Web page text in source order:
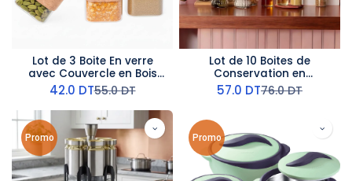
Lot de 3 Boite En verre
avec Couvercle en Bois
Bambou
42.0 DT55.0DT
Lot de 10 Boites de
Conservation en
verre avec 2 Huiliers
57.0 DT76.0DT
Promo Promo